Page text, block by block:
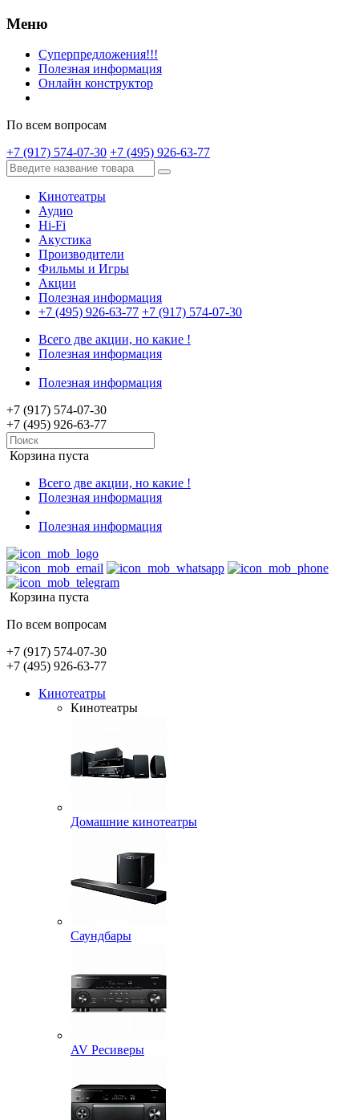
Меню
Суперпредложения!!!
Полезная информация
Онлайн конструктор
По всем вопросам
+7 (917) 574-07-30 +7 (495) 926-63-77
Кинотеатры
Аудио
Hi-Fi
Акустика
Производители
Фильмы и Игры
Акции
Полезная информация
+7 (495) 926-63-77 +7 (917) 574-07-30
Всего две акции, но какие !
Полезная информация
Полезная информация
+7 (917) 574-07-30
+7 (495) 926-63-77
Корзина пуста
Всего две акции, но какие !
Полезная информация
Полезная информация
Корзина пуста
По всем вопросам
+7 (917) 574-07-30
+7 (495) 926-63-77
Кинотеатры
Кинотеатры
Домашние кинотеатры
Саундбары
AV Ресиверы